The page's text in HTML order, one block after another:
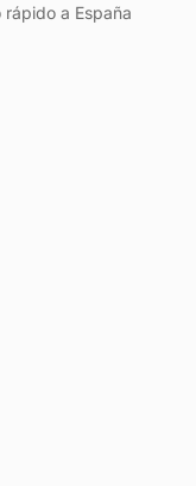
a España